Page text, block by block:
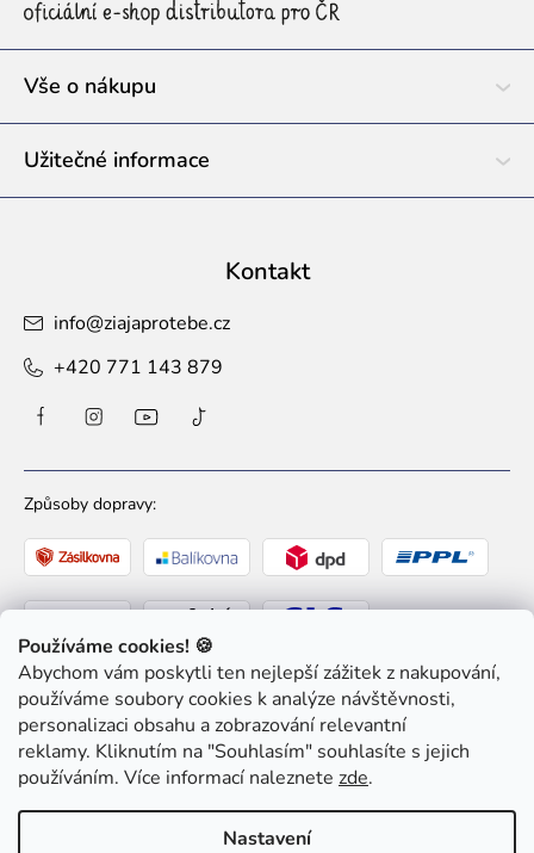
Používáme cookies! 🍪
Abychom vám poskytli ten nejlepší zážitek z nakupování,
používáme soubory cookies k analýze návštěvnosti,
personalizaci obsahu a zobrazování relevantní
reklamy. Kliknutím na "Souhlasím" souhlasíte s jejich
používáním. Více informací naleznete zde.
Nastavení
t
Vše o nákupu
Užitečné informace
Kontakt
info@ziajaprotebe.cz
+420 771 143 879
Způsoby dopravy:
Způsoby platby:
Ziaja pro Tebe